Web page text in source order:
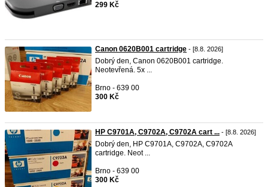
299 Kč
Canon 0620B001 cartridge - [8.8. 2026]
Dobrý den, Canon 0620B001 cartridge.
Neotevřená. 5x ...
Brno - 639 00
300 Kč
HP C9701A, C9702A, C9702A cart ... - [8.8. 2026]
Dobrý den, HP C9701A, C9702A, C9702A
cartridge. Neot ...
Brno - 639 00
300 Kč